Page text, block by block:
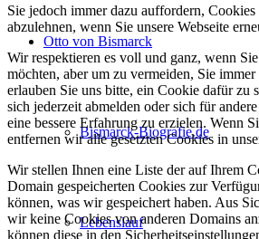
Otto von Bismarck
Bismarck-Biografie.de
Lebenslauf
Sie jedoch immer dazu auffordern, Cookies
abzulehnen, wenn Sie unsere Webseite
Wir respektieren es voll und ganz, wenn
möchten, aber um zu vermeiden, Sie
erlauben Sie uns bitte, ein Cookie dafür zu
sich jederzeit abmelden oder sich für
eine bessere Erfahrung zu erzielen. Wenn
entfernen wir alle gesetzten Cookies in
Wir stellen Ihnen eine Liste der auf Ihrem
Domain gespeicherten Cookies zur
können, was wir gespeichert haben. Aus
wir keine Cookies von anderen Domains
können diese in den